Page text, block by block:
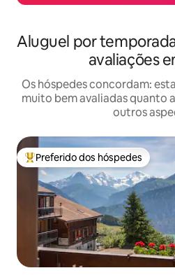
Aluguel por
avaliações
Os hóspedes concordam:
muito bem avaliadas quanto
outros
Entre os melhores preferidos dos
Preferido dos hóspedes